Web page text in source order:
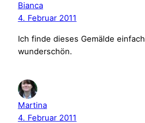
Bianca
4. Februar 2011
Ich finde dieses Gemälde einfach
wunderschön.
Martina
4. Februar 2011